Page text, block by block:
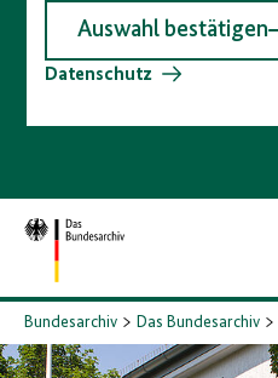
Auswahl bestätigen
Datenschutz
Zur
Startseite
Bundesarchiv Das Bundesarchiv